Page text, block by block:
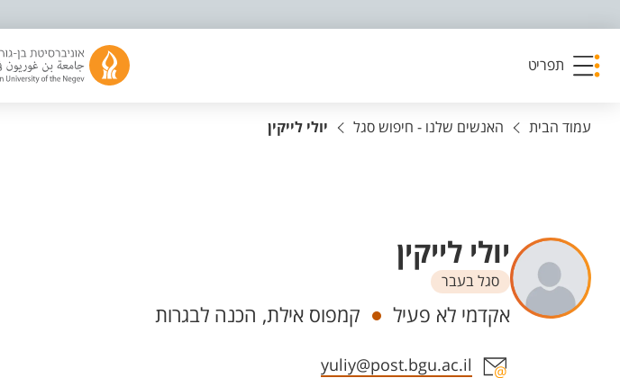
תפריט
עמוד הבית האנשים שלנו - חיפוש סגל יולי לייקין
יולי לייקין
סגל בעבר
יחידות
אקדמי לא פעיל קמפוס אילת, הכנה לבגרות
אזור צור קשר עם איש הסגל
yuliy@post.bgu.ac.il